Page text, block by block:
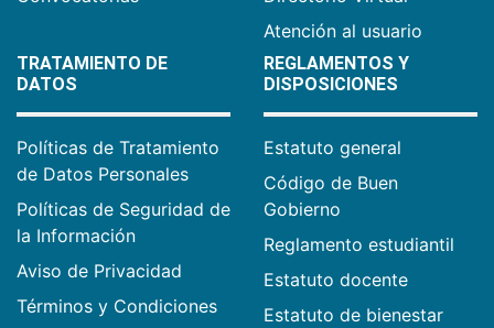
Atención al usuario
TRATAMIENTO DE
DATOS
Políticas de Tratamiento
de Datos Personales
Políticas de Seguridad de
la Información
Aviso de Privacidad
Términos y Condiciones
REGLAMENTOS Y
DISPOSICIONES
Estatuto general
Código de Buen
Gobierno
Reglamento estudiantil
Estatuto docente
Estatuto de bienestar